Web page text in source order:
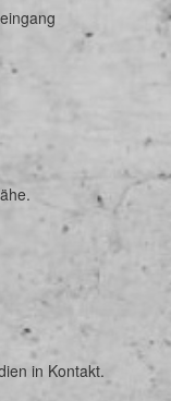
in Kontakt.